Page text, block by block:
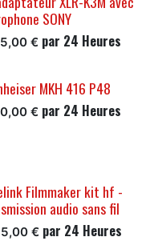
SONY
€ par 24 Heures
MKH 416 P48
€ par 24 Heures
Filmmaker kit hf -
audio sans fil
€ par 24 Heures